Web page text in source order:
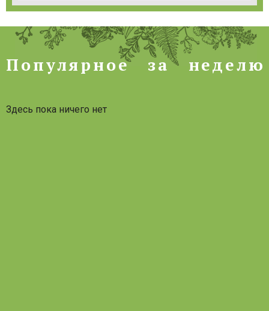
Популярное за неделю
Популярное за неделю
Здесь пока ничего нет